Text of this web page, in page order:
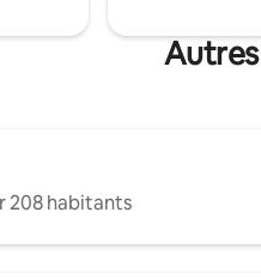
208 habitants